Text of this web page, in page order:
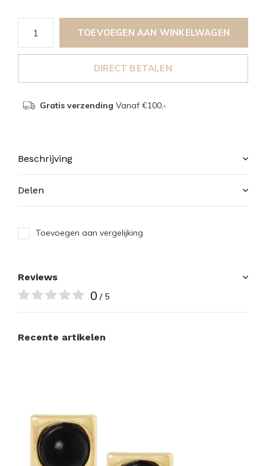
TOEVOEGEN AAN WINKELWAGEN
DIRECT BETALEN
Gratis verzending Vanaf €100,-
Beschrijving
Delen
Toevoegen aan vergelijking
Reviews
0 / 5
Recente artikelen